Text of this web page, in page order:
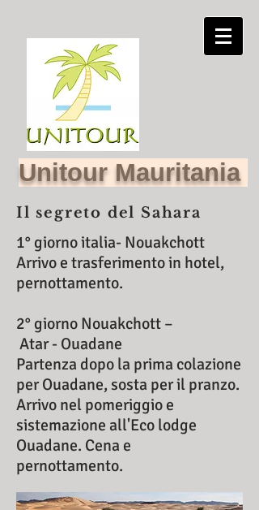
Unitour Mauritania
Il segreto del Sahara
1° giorno italia- Nouakchott
Arrivo e trasferimento in hotel,
pernottamento.
2° giorno Nouakchott –
Atar - Ouadane
Partenza dopo la prima colazione
per Ouadane, sosta per il pranzo.
Arrivo nel pomeriggio e
sistemazione all'Eco lodge
Ouadane. Cena e
pernottamento.